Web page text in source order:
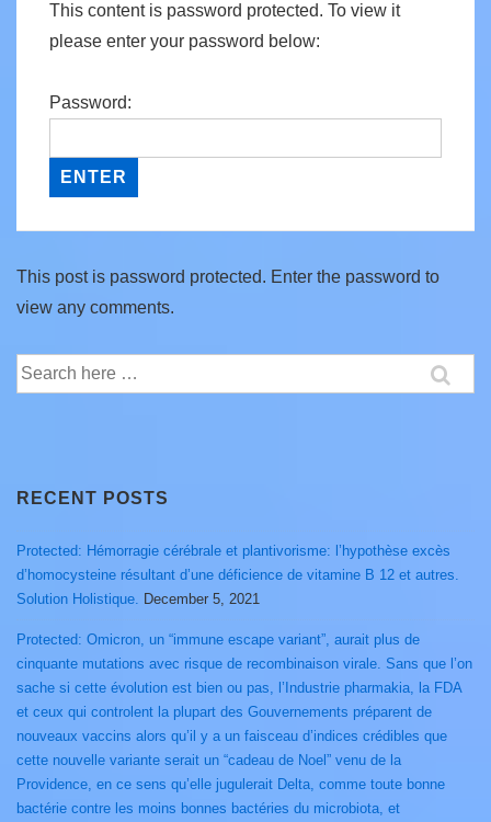
This content is password protected. To view it
please enter your password below:
Password:
This post is password protected. Enter the password to
view any comments.
Search
for:
RECENT POSTS
Protected: Hémorragie cérébrale et plantivorisme: l’hypothèse excès
d’homocysteine résultant d’une déficience de vitamine B 12 et autres.
Solution Holistique. December 5, 2021
Protected: Omicron, un “immune escape variant”, aurait plus de
cinquante mutations avec risque de recombinaison virale. Sans que l’on
sache si cette évolution est bien ou pas, l’Industrie pharmakia, la FDA
et ceux qui controlent la plupart des Gouvernements préparent de
nouveaux vaccins alors qu’il y a un faisceau d’indices crédibles que
cette nouvelle variante serait un “cadeau de Noel” venu de la
Providence, en ce sens qu’elle jugulerait Delta, comme toute bonne
bactérie contre les moins bonnes bactéries du microbiota, et